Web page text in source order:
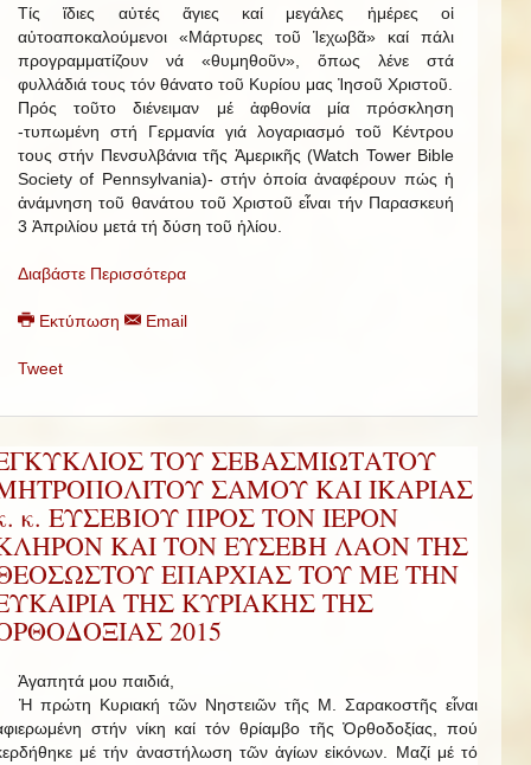
Τίς ἴδιες αὐτές ἅγιες καί μεγάλες ἡμέρες οἱ
αὐτοαποκαλούμενοι «Μάρτυρες τοῦ Ἱεχωβᾶ» καί πάλι
προγραμματίζουν νά «θυμηθοῦν», ὅπως λένε στά
φυλλάδιά τους τόν θάνατο τοῦ Κυρίου μας Ἰησοῦ Χριστοῦ.
Πρός τοῦτο διένειμαν μέ ἀφθονία μία πρόσκληση
-τυπωμένη στή Γερμανία γιά λογαριασμό τοῦ Κέντρου
τους στήν Πενσυλβάνια τῆς Ἀμερικῆς (Watch Tower Bible
Society of Pennsylvania)- στήν ὁποία ἀναφέρουν πώς ἡ
ἀνάμνηση τοῦ θανάτου τοῦ Χριστοῦ εἶναι τήν Παρασκευή
3 Ἀπριλίου μετά τή δύση τοῦ ἡλίου.
Διαβάστε Περισσότερα
Εκτύπωση Email
Tweet
ΤΟΥ ΣΕΒΑΣΜΙΩΤΑΤΟΥ
ΣΑΜΟΥ ΚΑΙ ΙΚΑΡΙΑΣ
κ. ΕΥΣΕΒΙΟΥ ΠΡΟΣ ΤΟΝ ΙΕΡΟΝ
ΚΑΙ ΤΟΝ ΕΥΣΕΒΗ ΛΑΟΝ ΤΗΣ
ΕΠΑΡΧΙΑΣ ΤΟΥ ΜΕ ΤΗΝ
ΤΗΣ ΚΥΡΙΑΚΗΣ ΤΗΣ
2015
μου παιδιά,
πρώτη Κυριακή τῶν Νηστειῶν τῆς Μ. Σαρακοστῆς εἶναι
στήν νίκη καί τόν θρίαμβο τῆς Ὀρθοδοξίας, πού
μέ τήν ἀναστήλωση τῶν ἁγίων εἰκόνων. Μαζί μέ τό